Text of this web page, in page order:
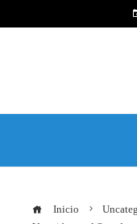
Inicio